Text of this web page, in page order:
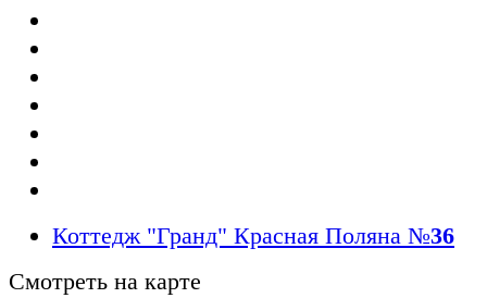
Коттедж "Гранд" Красная Поляна №36
Смотреть на карте